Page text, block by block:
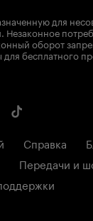
для
оборот
бесплатного
Справка
Передачи и